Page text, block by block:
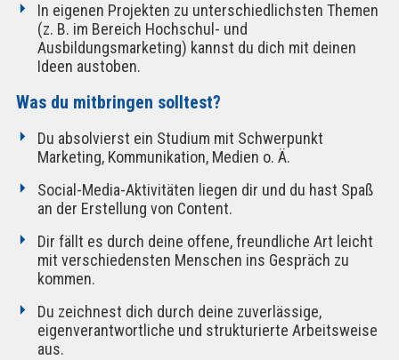
In eigenen Projekten zu unterschiedlichsten Themen
(z. B. im Bereich Hochschul- und
Ausbildungsmarketing) kannst du dich mit deinen
Ideen austoben.
Was du mitbringen solltest?
Du absolvierst ein Studium mit Schwerpunkt
Marketing, Kommunikation, Medien o. Ä.
Social-Media-Aktivitäten liegen dir und du hast Spaß
an der Erstellung von Content.
Dir fällt es durch deine offene, freundliche Art leicht
mit verschiedensten Menschen ins Gespräch zu
kommen.
Du zeichnest dich durch deine zuverlässige,
eigenverantwortliche und strukturierte Arbeitsweise
aus.